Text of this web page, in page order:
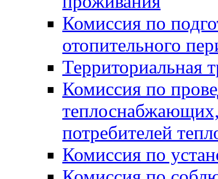
Комиссия по
отопительного
Территориальная
Комиссия по
потребителей
Комиссия по